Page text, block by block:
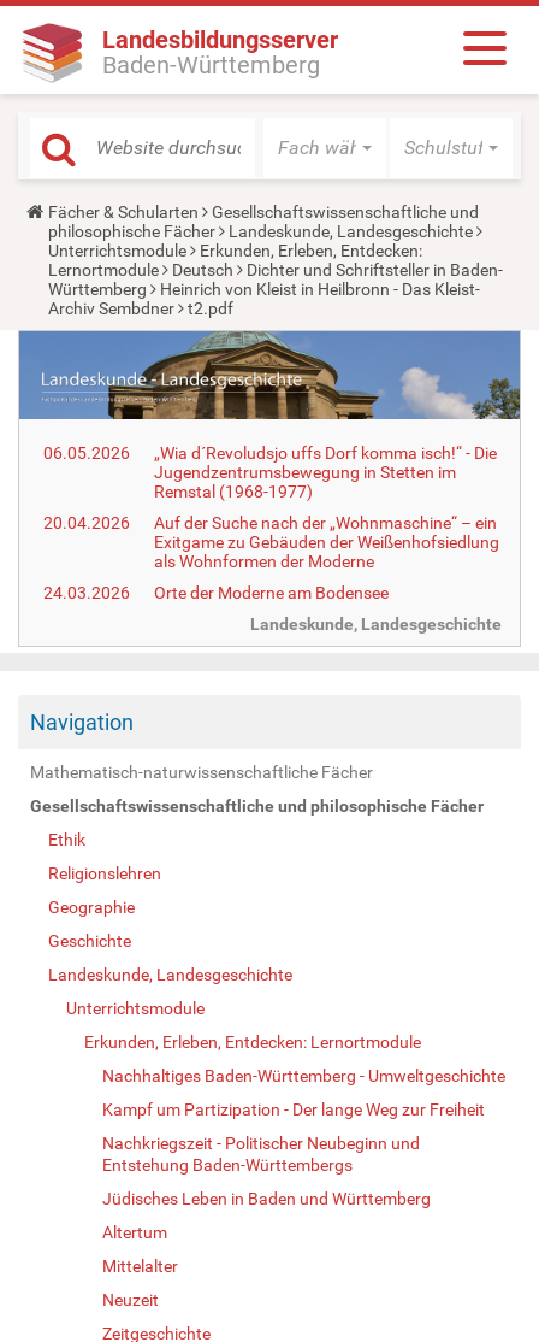
Landesbildungsserver
Baden-Württemberg
Fach wählen Schulstufe
Y
o
u
a
r
e
h
e
:
Fächer & Schularten
Gesellschaftswissenschaftliche und
philosophische Fächer
Landeskunde, Landesgeschichte
Unterrichtsmodule
Erkunden, Erleben, Entdecken:
Lernortmodule
Deutsch
Dichter und Schriftsteller in Baden-
Württemberg
Heinrich von Kleist in Heilbronn - Das Kleist-
Archiv Sembdner
t2.pdf
06.05.2026
„Wia d´Revoludsjo uffs Dorf komma isch!“ - Die
Jugendzentrumsbewegung in Stetten im
Remstal (1968-1977)
20.04.2026
Auf der Suche nach der „Wohnmaschine“ – ein
Exitgame zu Gebäuden der Weißenhofsiedlung
als Wohnformen der Moderne
24.03.2026
Orte der Moderne am Bodensee
Landeskunde, Landesgeschichte
Navigation
Mathematisch-naturwissenschaftliche Fächer
Gesellschaftswissenschaftliche und philosophische Fächer
Ethik
Religionslehren
Geographie
Geschichte
Landeskunde, Landesgeschichte
Unterrichtsmodule
Erkunden, Erleben, Entdecken: Lernortmodule
Nachhaltiges Baden-Württemberg - Umweltgeschichte
Kampf um Partizipation - Der lange Weg zur Freiheit
Nachkriegszeit - Politischer Neubeginn und
Entstehung Baden-Württembergs
Jüdisches Leben in Baden und Württemberg
Altertum
Mittelalter
Neuzeit
Zeitgeschichte